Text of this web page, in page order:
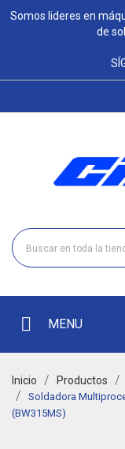
Somos lideres en
de
MENU
Inicio Productos
Soldadora
(BW315MS)